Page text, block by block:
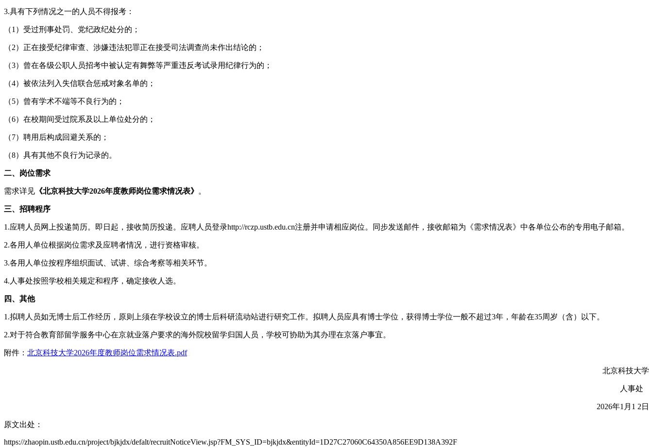
3.具有下列情况之一的人员不得报考：
（1）受过刑事处罚、党纪政纪处分的；
（2）正在接受纪律审查、涉嫌违法犯罪正在接受司法调查尚未作出结论的；
（3）曾在各级公职人员招考中被认定有舞弊等严重违反考试录用纪律行为的；
（4）被依法列入失信联合惩戒对象名单的；
（5）曾有学术不端等不良行为的；
（6）在校期间受过院系及以上单位处分的；
（7）聘用后构成回避关系的；
（8）具有其他不良行为记录的。
二、岗位需求
需求详见 《北京科技大学2026年度教师岗位需求情况表》 。
三、招聘程序
1.应聘人员网上投递简历。即日起，接收简历投递。应聘人员登录http://rczp.ustb.edu.cn注册并申请相应岗位。同步发送邮件，接收邮箱为《需求情况表》中各单位公布的专用电子邮箱。
2.各用人单位根据岗位需求及应聘者情况，进行资格审核。
3.各用人单位按程序组织面试、试讲、综合考察等相关环节。
4.人事处按照学校相关规定和程序，确定接收人选。
四、其他
1.拟聘人员如无博士后工作经历，原则上须在学校设立的博士后科研流动站进行研究工作。拟聘人员应具有博士学位，获得博士学位一般不超过3年，年龄在35周岁（含）以下。
2.对于符合教育部留学服务中心在京就业落户要求的海外院校留学归国人员，学校可协助为其办理在京落户事宜。
附件： 北京科技大学2026年度教师岗位需求情况表.pdf
北京科技大学
人事处
2026年1月1 2日
原文出处：
https://zhaopin.ustb.edu.cn/project/bjkjdx/defalt/recruitNoticeView.jsp?FM_SYS_ID=bjkjdx&entityId=1D27C27060C64350A856EE9D138A392F